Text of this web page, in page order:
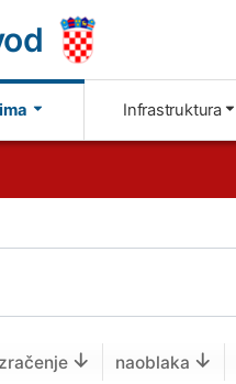
Infrastruktura
naoblaka